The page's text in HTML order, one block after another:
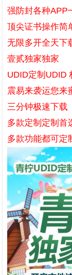
强防封各种APP
顶尖证书操作
无限多开全天下
壹贰独家独家
UDID定制UDID
震易来袭运您来
三分钟极速下载
多款定制定制首
多款功能都可定